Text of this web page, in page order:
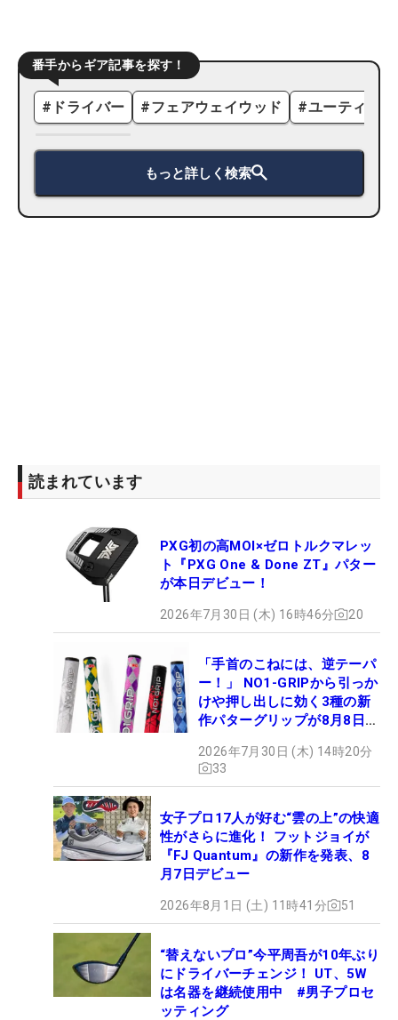
番手からギア記事を探す！
# ドライバー #フェアウェイウッド #ユーティリ
もっと詳しく検索
読まれています
PXG初の高MOI×ゼロトルクマレッ
ト『PXG One & Done ZT』パター
が本日デビュー！
2026年7月30日 (木) 16時46分 20
「手首のこねには、逆テーパ
ー！」 NO1-GRIPから引っか
けや押し出しに効く3種の新
作パターグリップが8月8日デ
2026年7月30日 (木) 14時20分
33
女子プロ17人が好む“雲の上”の快適
性がさらに進化！ フットジョイが
『FJ Quantum』の新作を発表、8
月7日デビュー
2026年8月1日 (土) 11時41分 51
“替えないプロ”今平周吾が10年ぶり
にドライバーチェンジ！ UT、5W
は名器を継続使用中 #男子プロセ
ッティング